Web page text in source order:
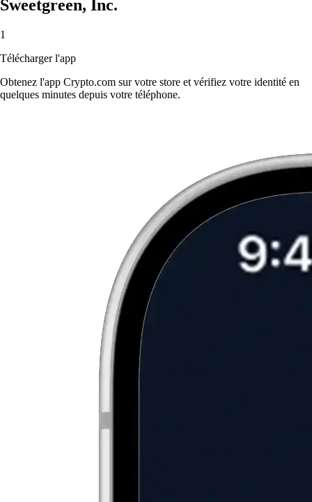
Sweetgreen, Inc.
1
Télécharger l'app
Obtenez l'app Crypto.com sur votre store et vérifiez votre identité en
quelques minutes depuis votre téléphone.